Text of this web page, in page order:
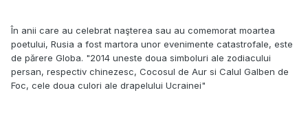
În anii care au celebrat naşterea sau au comemorat moartea
poetului, Rusia a fost martora unor evenimente catastrofale, este
de părere Globa. "2014 uneste doua simboluri ale zodiacului
persan, respectiv chinezesc, Cocosul de Aur si Calul Galben de
Foc, cele doua culori ale drapelului Ucrainei"